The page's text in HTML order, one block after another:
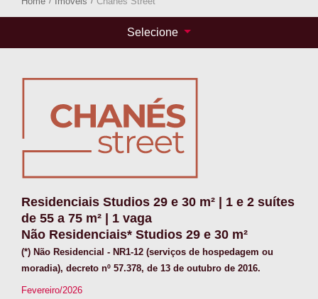
Selecione
Residenciais Studios 29 e 30 m² | 1 e 2 suítes
de 55 a 75 m² | 1 vaga
Não Residenciais* Studios 29 e 30 m²
(*) Não Residencial - NR1-12 (serviços de hospedagem ou
moradia), decreto nº 57.378, de 13 de outubro de 2016.
Fevereiro/2026